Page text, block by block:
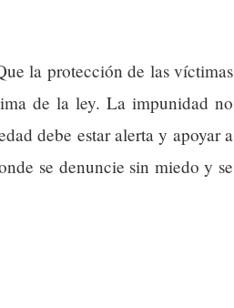
la protección de las víctimas
de la ley. La impunidad no
debe estar alerta y apoyar a
se denuncie sin miedo y se